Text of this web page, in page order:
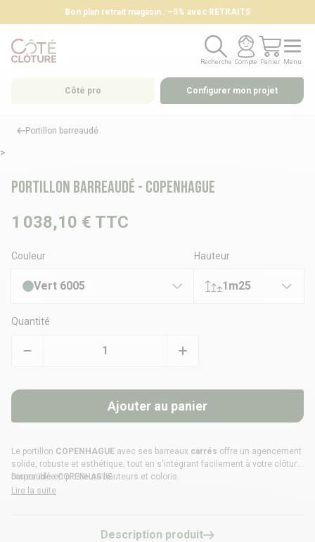
Bon plan retrait magasin : –5% avec RETRAIT5
Recherche
Recherche
Compte
Compte
Panier
Panier
Menu
Menu
Côté pro Configurer mon projet
Portillon barreaudé
Portillon barreaudé - COPENHAGUE
>
1 038,10 € TTC
Couleur
Vert 6005
Hauteur
1m25
Quantité
Ajouter au panier
Le portillon COPENHAGUE avec ses barreaux carrés offre un agencement
solide, robuste et esthétique, tout en s'intégrant facilement à votre clôture
barreaudée COPENHAGUE.
Disponible en plusieurs hauteurs et coloris.
Lire la suite
Description produit